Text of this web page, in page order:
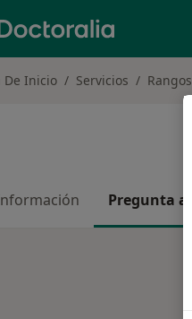
De Inicio Servicios
Pregunta